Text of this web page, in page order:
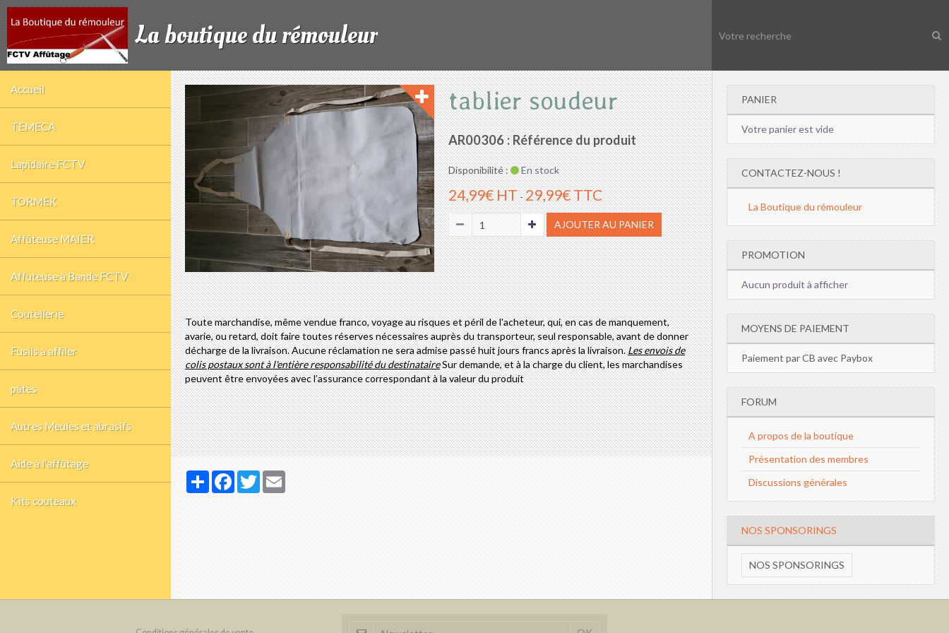
La boutique du rémouleur
Accueil
TEMECA
Lapidaire FCTV
TORMEK
Affûteuse MAIER
Affuteuse à Bande FCTV
Coutellerie
Fusils à affiler
pâtes
Autres Meules et abrasifs
Aide à l'affûtage
Kits couteaux
tablier soudeur
AR00306 : Référence du produit
Disponibilité : En stock
24,99€ HT-29,99€ TTC
AJOUTER AU PANIER
Toute marchandise, même vendue franco, voyage au risques et péril de l'acheteur, qui, en cas de manquement,
avarie, ou retard, doit faire toutes réserves nécessaires auprès du transporteur, seul responsable, avant de donner
décharge de la livraison. Aucune réclamation ne sera admise passé huit jours francs après la livraison.Les envois de
colis postaux sont à l'entière responsabilité du destinataireSur demande, et à la charge du client, les marchandises
peuvent être envoyées avec l’assurance correspondant à la valeur du produit
PartagerFacebook
TwitterEmail
PANIER
Votre panier est vide
CONTACTEZ-NOUS !
La Boutique du rémouleur
PROMOTION
Aucun produit à afficher
MOYENS DE PAIEMENT
Paiement par CB avec Paybox
FORUM
A propos de la boutique
Présentation des membres
Discussions générales
NOS SPONSORINGS
NOS SPONSORINGS